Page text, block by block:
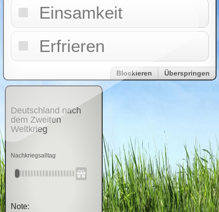
Einsamkeit
Erfrieren
Blockieren Überspringen
Deutschland nach
dem Zweiten
Weltkrieg
Nachkriegsalltag
Note: